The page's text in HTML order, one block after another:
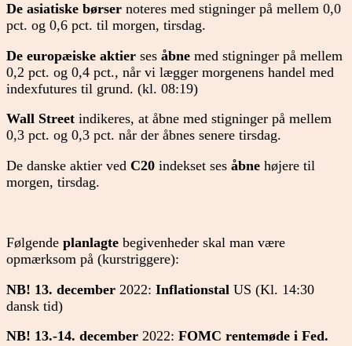
De asiatiske børser noteres med stigninger på mellem 0,0
pct. og 0,6 pct. til morgen, tirsdag.
De europæiske aktier ses åbne med stigninger på mellem
0,2 pct. og 0,4 pct., når vi lægger morgenens handel med
indexfutures til grund. (kl. 08:19)
Wall Street indikeres, at åbne med stigninger på mellem
0,3 pct. og 0,3 pct. når der åbnes senere tirsdag.
De danske aktier ved C20 indekset ses åbne højere til
morgen, tirsdag.
Følgende planlagte begivenheder skal man være
opmærksom på (kurstriggere):
NB! 13. december 2022: Inflationstal US (Kl. 14:30
dansk tid)
NB! 13.-14. december 2022: FOMC rentemøde i Fed.